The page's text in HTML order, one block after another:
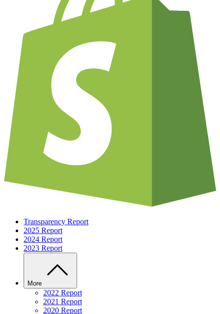
Transparency Report
2025 Report
2024 Report
2023 Report
More
2022 Report
2021 Report
2020 Report